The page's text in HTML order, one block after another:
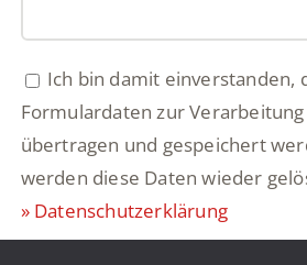
Ich bin damit einverstanden,
Formulardaten zur
übertragen und gespeichert
werden diese Daten wieder
» Datenschutzerklärung